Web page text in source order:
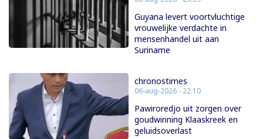
Guyana levert voortvluchtige
vrouwelijke verdachte in
mensenhandel uit aan
Suriname
chronostimes
06-aug-2026 - 22:10
Pawiroredjo uit zorgen over
goudwinning Klaaskreek en
geluidsoverlast